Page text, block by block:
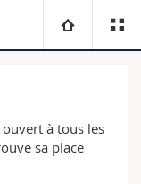
ouvert à tous les
sa place